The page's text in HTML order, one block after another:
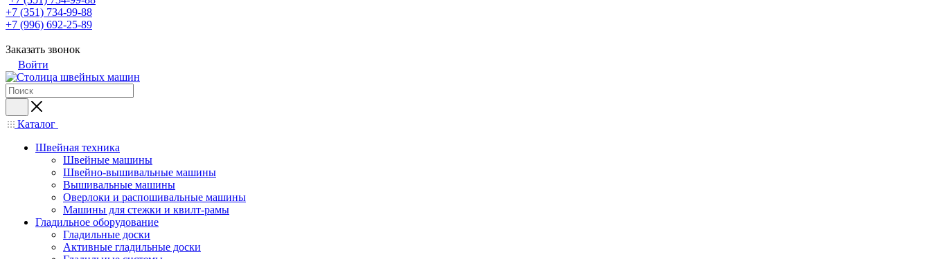
+7 (351) 734-99-88
+7 (996) 692-25-89
Заказать звонок
Войти
Каталог
Швейная техника
Швейные машины
Швейно-вышивальные машины
Вышивальные машины
Оверлоки и распошивальные машины
Машины для стежки и квилт-рамы
Гладильное оборудование
Гладильные доски
Активные гладильные доски